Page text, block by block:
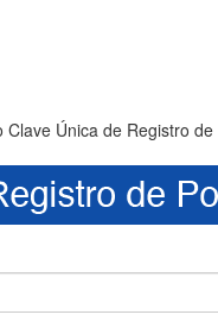
Única de Registro